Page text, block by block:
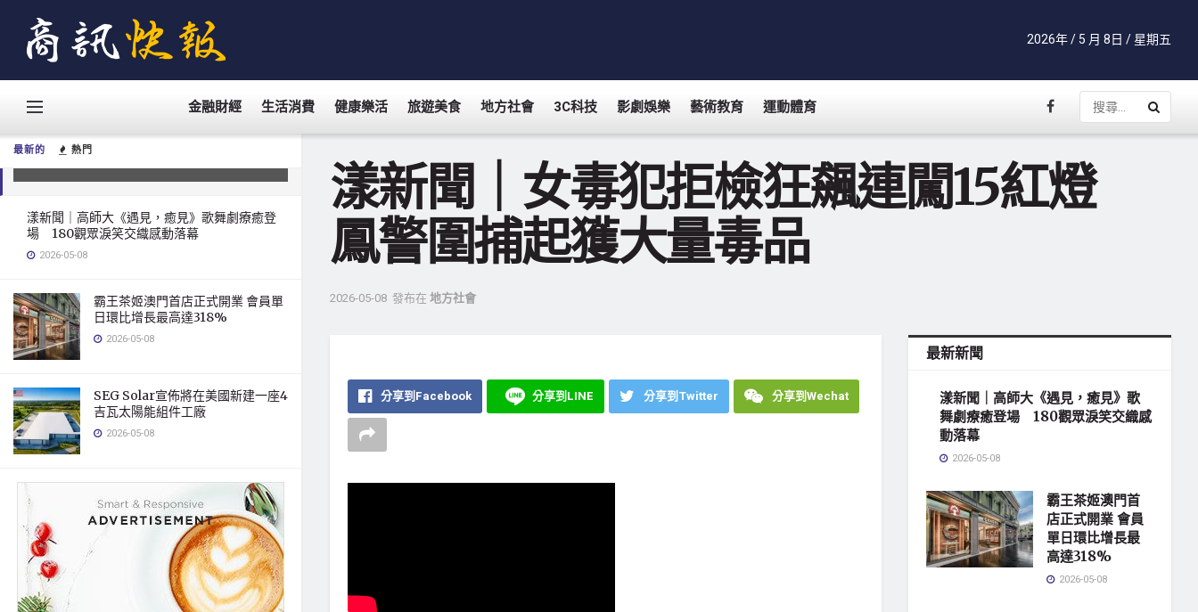
最新的 熱門
漾新聞｜女毒犯拒檢狂飆連闖15紅
燈 鳳警圍捕起獲大量毒品
漾新聞｜高師大《遇見，癒見》歌舞劇療癒登
場 180觀眾淚笑交織感動落幕
2026-05-08
霸王茶姬澳門首店正式開業 會員單
日環比增長最高達318%
2026-05-08
SEG Solar宣佈將在美國新建一座4
吉瓦太陽能組件工廠
2026-05-08
2026年 / 5 月 8日 / 星期五
金融財經 生活消費 健康樂活 旅遊美食 地方社會 3C科技 影劇娛樂 藝術教育 運動體育
漾新聞｜女毒犯拒檢狂飆連闖15紅燈
鳳警圍捕起獲大量毒品
2026-05-08 發布在 地方社會
分享到Facebook 分享到LINE 分享到Twitter 分享到Wechat
最新新聞
漾新聞｜高師大《遇見，癒見》歌
舞劇療癒登場 180觀眾淚笑交織感
動落幕
2026-05-08
霸王茶姬澳門首
店正式開業 會員
單日環比增長最
高達318%
2026-05-08